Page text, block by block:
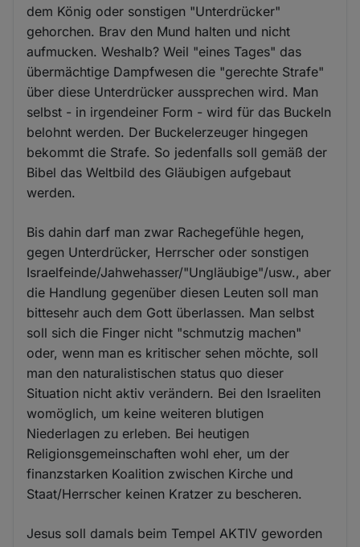
dem König oder sonstigen "Unterdrücker"
gehorchen. Brav den Mund halten und nicht
aufmucken. Weshalb? Weil "eines Tages" das
übermächtige Dampfwesen die "gerechte Strafe"
über diese Unterdrücker aussprechen wird. Man
selbst - in irgendeiner Form - wird für das Buckeln
belohnt werden. Der Buckelerzeuger hingegen
bekommt die Strafe. So jedenfalls soll gemäß der
Bibel das Weltbild des Gläubigen aufgebaut
werden.
Bis dahin darf man zwar Rachegefühle hegen,
gegen Unterdrücker, Herrscher oder sonstigen
Israelfeinde/Jahwehasser/"Ungläubige"/usw., aber
die Handlung gegenüber diesen Leuten soll man
bittesehr auch dem Gott überlassen. Man selbst
soll sich die Finger nicht "schmutzig machen"
oder, wenn man es kritischer sehen möchte, soll
man den naturalistischen status quo dieser
Situation nicht aktiv verändern. Bei den Israeliten
womöglich, um keine weiteren blutigen
Niederlagen zu erleben. Bei heutigen
Religionsgemeinschaften wohl eher, um der
finanzstarken Koalition zwischen Kirche und
Staat/Herrscher keinen Kratzer zu bescheren.
Jesus soll damals beim Tempel AKTIV geworden